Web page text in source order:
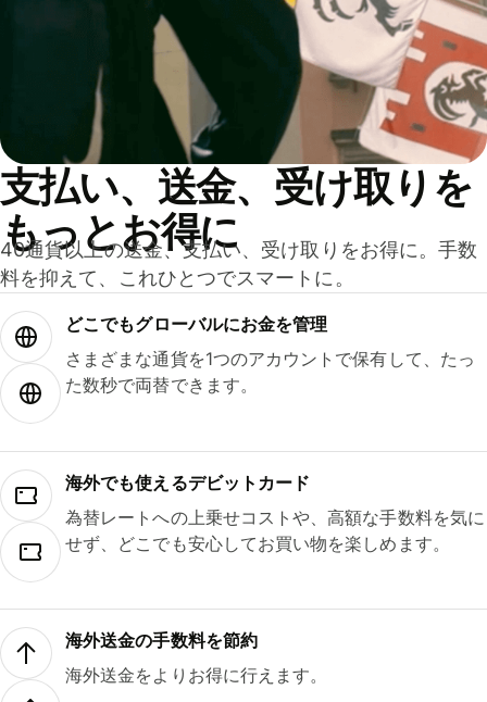
支払い、送金、受け取りを
もっとお得に
40通貨以上の送金、支払い、受け取りをお得に。手数
料を抑えて、これひとつでスマートに。
どこでもグ⁠ロ⁠ー⁠バ⁠ルにお金を管理
さまざまな通貨を1つのアカウントで保有して、たっ
た数秒で両替できます。
海外でも使えるデビットカード
為替レートへの上乗せコストや、高額な手数料を気に
せず、どこでも安心してお買い物を楽しめます。
海外送金の手数料を節約
海外送金をよりお得に行えます。